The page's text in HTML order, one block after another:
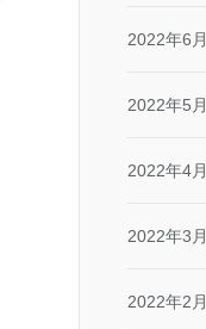
2022年6月
2022年5月
2022年4月
2022年3月
2022年2月